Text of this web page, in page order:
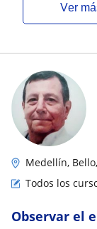
ver
Medellín,
Todos los
Observar el